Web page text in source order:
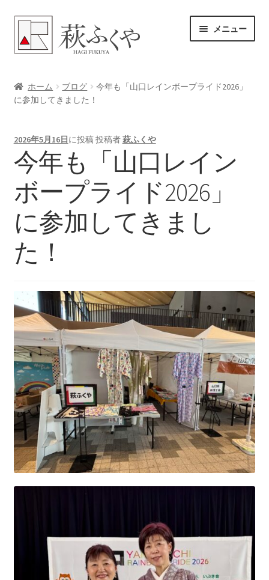
ナ
ビ
ゲ
シ
ョ
ス
キ
プ
コ
ン
テ
ツ
へ
ッ
プ
メニュー
各レンタル案内
体験プラン予約
よくある質問
女将のアドバイス
ブログ
を
展
開
お問い合わせ
メ
ュ
ー
を
展
開
ホーム ブログ
今年も「山口レインボープライド2026」
に参加してきました！
2026年5月16日に投稿投稿者萩ふくや
今年も「山口レイン
ボープライド2026」
に参加してきまし
た！